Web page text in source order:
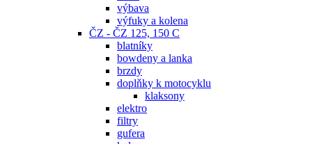
výbava
výfuky a kolena
ČZ - ČZ 125, 150 C
blatníky
bowdeny a lanka
brzdy
doplňky k motocyklu
klaksony
elektro
filtry
gufera